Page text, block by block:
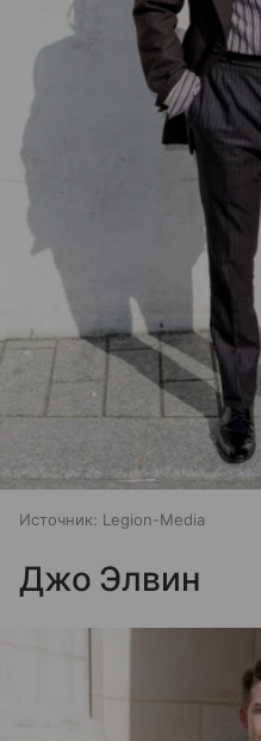
Источник: Legion-Media
Джо Элвин